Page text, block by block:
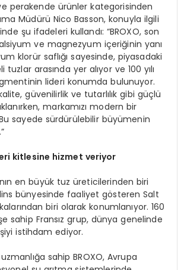
perakende ürünler kategorisinden
Müdürü Nico Basson, konuyla ilgili
şu ifadeleri kullandı: “BROXO, son
ve magnezyum içeriğinin yanı
klorür saflığı sayesinde, piyasadaki
arasında yer alıyor ve 100 yılı
lideri konumda bulunuyor.
güvenilirlik ve tutarlılık gibi güçlü
markamızı modern bir
sayede sürdürülebilir büyümenin
kitlesine hizmet veriyor
en büyük tuz üreticilerinden biri
bünyesinde faaliyet gösteren Salt
biri olarak konumlanıyor. 160
sahip Fransız grup, dünya genelinde
istihdam ediyor.
sahip BROXO, Avrupa